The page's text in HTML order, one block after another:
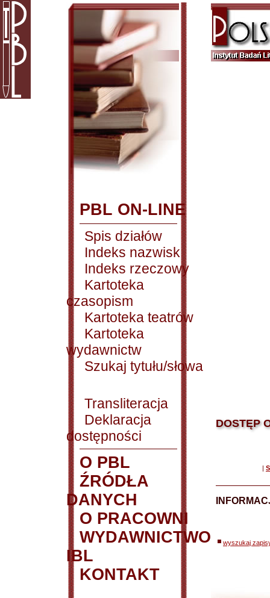
PBL ON-LINE
Spis działów
Indeks nazwisk
Indeks rzeczowy
Kartoteka
czasopism
Kartoteka teatrów
Kartoteka
wydawnictw
Szukaj tytułu/słowa
Transliteracja
Deklaracja
dostępności
O PBL
ŹRÓDŁA
DANYCH
O PRACOWNI
WYDAWNICTWO
IBL
KONTAKT
DOSTĘP
|
wyszukaj